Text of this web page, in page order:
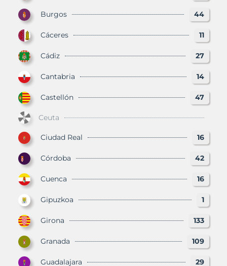
Burgos 44
Cáceres 11
Cádiz 27
Cantabria 14
Castellón 47
Ceuta
Ciudad Real 16
Córdoba 42
Cuenca 16
Gipuzkoa 1
Girona 133
Granada 109
Guadalajara 29